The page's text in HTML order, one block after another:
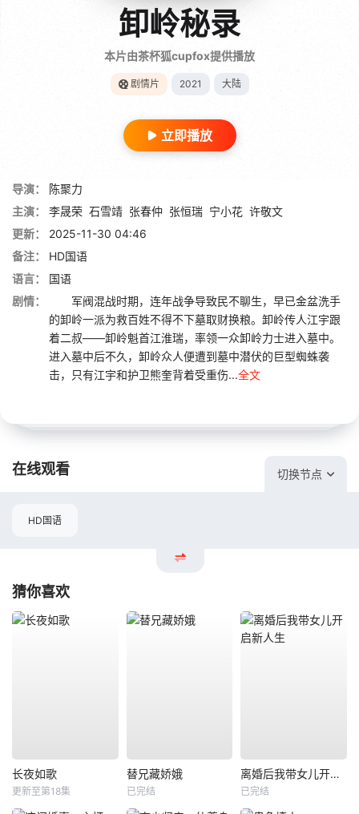
卸岭秘录
本片由茶杯狐cupfox提供播放
剧情片 2021 大陆
立即播放
导演：
陈聚力
主演：
李晟荣 石雪靖 张春仲 张恒瑞 宁小花 许敬文
更新：
2025-11-30 04:46
备注：
HD国语
语言：
国语
剧情：
军阀混战时期，连年战争导致民不聊生，早已金盆洗手
的卸岭一派为救百姓不得不下墓取财换粮。卸岭传人江宇跟
着二叔——卸岭魁首江淮瑞，率领一众卸岭力士进入墓中。
进入墓中后不久，卸岭众人便遭到墓中潜伏的巨型蜘蛛袭
击，只有江宇和护卫熊奎背着受重伤...全文
在线观看 切换节点
HD国语
猜你喜欢
长夜如歌
更新至第18集
替兄藏娇娥
已完结
离婚后我带女儿开启新人生
已完结